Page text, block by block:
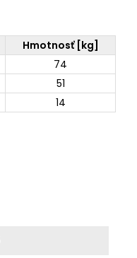
Hmotnosť [kg]
74
51
14